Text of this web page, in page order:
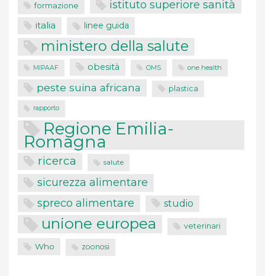
formazione istituto superiore sanità
italia linee guida
ministero della salute
MIPAAF obesità OMS one health
peste suina africana plastica
rapporto
Regione Emilia-
Romagna
ricerca salute
sicurezza alimentare
spreco alimentare studio
unione europea veterinari
Who zoonosi